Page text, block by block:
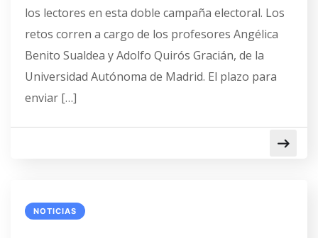
los lectores en esta doble campaña electoral. Los
retos corren a cargo de los profesores Angélica
Benito Sualdea y Adolfo Quirós Gracián, de la
Universidad Autónoma de Madrid. El plazo para
enviar […]
NOTICIAS